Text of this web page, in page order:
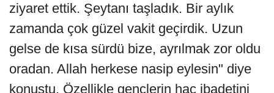
ziyaret ettik. Şeytanı taşladık. Bir aylık
zamanda çok güzel vakit geçirdik. Uzun
gelse de kısa sürdü bize, ayrılmak zor oldu
oradan. Allah herkese nasip eylesin" diye
konuştu. Özellikle gençlerin hac ibadetini